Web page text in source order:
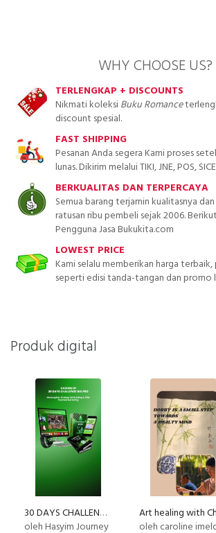
WHY CHOOSE US?
TERLENGKAP + DISCOUNTS
Nikmati koleksiBuku Romance
discount spesial.
FAST SHIPPING
Pesanan Anda segera Kami proses
lunas. Dikirim melalui TIKI, JNE, POS,
BERKUALITAS DAN TERPERCAYA
Semua barang terjamin kualitasnya
ratusan ribu pembeli sejak 2006. Berikut
Pengguna Jasa Bukukita.com
LOWEST PRICE
Kami selalu memberikan harga terbaik,
seperti edisi tanda-tangan dan promo
Produk digital
30 DAYS CHALLENGE WA PRO - DAPATKAN RIBUAN PROSPEK DAN CUSTOMER LOYAL DALAM SEBULAN
oleh Hasyim Journey
oleh caroline